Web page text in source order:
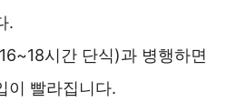
.
시간 단식)과 병행하면
이 빨라집니다.